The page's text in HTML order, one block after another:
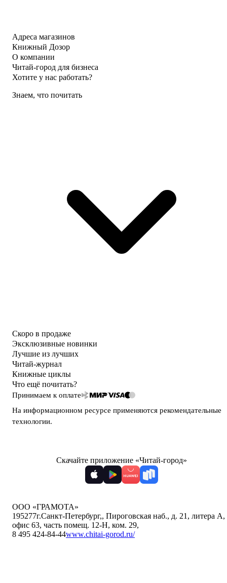
Адреса магазинов
Книжный Дозор
О компании
Читай-город для бизнеса
Хотите у нас работать?
Знаем, что почитать
Скоро в продаже
Эксклюзивные новинки
Лучшие из лучших
Читай-журнал
Книжные циклы
Что ещё почитать?
Принимаем к оплате
На информационном ресурсе применяются рекомендательные
технологии.
Скачайте приложение «Читай-город»
ООО «ГРАМОТА»
195277г.Санкт-Петербург,, Пироговская наб., д. 21, литера А,
офис 63, часть помещ. 12-Н, ком. 29,
8 495 424-84-44www.chitai-gorod.ru/